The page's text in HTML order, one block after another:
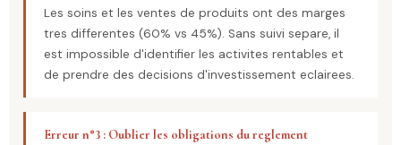
Les soins et les ventes de produits ont des marges
tres differentes (60% vs 45%). Sans suivi separe, il
est impossible d'identifier les activites rentables et
de prendre des decisions d'investissement eclairees.
Erreur n°3 : Oublier les obligations du reglement